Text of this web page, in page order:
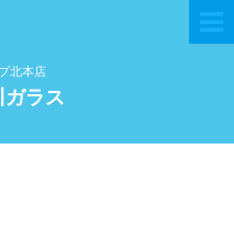
北本店
ラス